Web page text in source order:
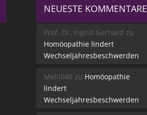
NEUESTE KOMMENTARE
Prof. Dr. Ingrid Gerhard zu
Homöopathie lindert
Wechseljahresbeschwerden
Melli040 zu Homöopathie
lindert
Wechseljahresbeschwerden